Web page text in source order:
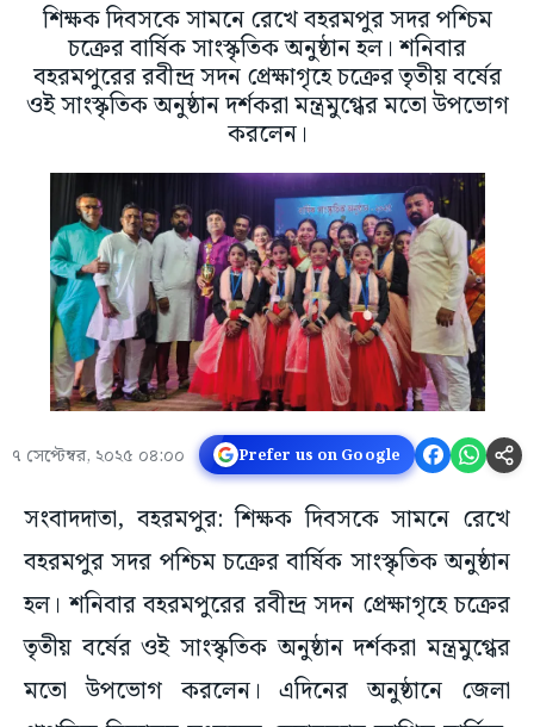
শিক্ষক দিবসকে সামনে রেখে বহরমপুর সদর পশ্চিম
চক্রের বার্ষিক সাংস্কৃতিক অনুষ্ঠান হল। শনিবার
বহরমপুরের রবীন্দ্র সদন প্রেক্ষাগৃহে চক্রের তৃতীয় বর্ষের
ওই সাংস্কৃতিক অনুষ্ঠান দর্শকরা মন্ত্রমুগ্ধের মতো উপভোগ
করলেন।
৭ সেপ্টেম্বর, ২০২৫ ০৪:০০ Prefer us on Google
সংবাদদাতা, বহরমপুর: শিক্ষক দিবসকে সামনে রেখে
বহরমপুর সদর পশ্চিম চক্রের বার্ষিক সাংস্কৃতিক অনুষ্ঠান
হল। শনিবার বহরমপুরের রবীন্দ্র সদন প্রেক্ষাগৃহে চক্রের
তৃতীয় বর্ষের ওই সাংস্কৃতিক অনুষ্ঠান দর্শকরা মন্ত্রমুগ্ধের
মতো উপভোগ করলেন। এদিনের অনুষ্ঠানে জেলা